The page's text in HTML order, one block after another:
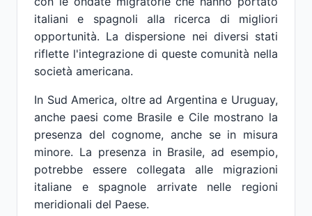
italiani e spagnoli alla ricerca di migliori
opportunità. La dispersione nei diversi stati
riflette l'integrazione di queste comunità nella
società americana.
In Sud America, oltre ad Argentina e Uruguay,
anche paesi come Brasile e Cile mostrano la
presenza del cognome, anche se in misura
minore. La presenza in Brasile, ad esempio,
potrebbe essere collegata alle migrazioni
italiane e spagnole arrivate nelle regioni
meridionali del Paese.